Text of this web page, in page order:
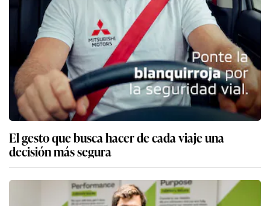
El gesto que busca hacer de cada viaje una
decisión más segura